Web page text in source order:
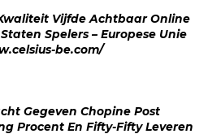
Vijfde Achtbaar Online
Spelers – Europese Unie
be.com/
Gegeven Chopine Post
Procent En Fifty-Fifty Leveren